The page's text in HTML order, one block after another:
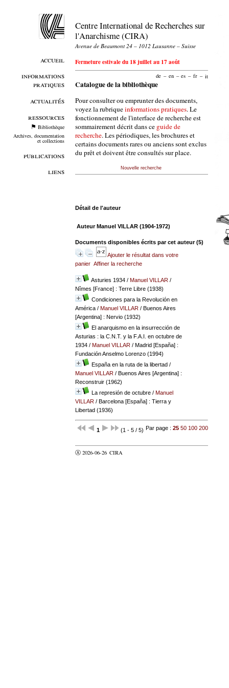
accueil
informations
pratiques
actualités
ressources
Bibliothèque
Archives, documentation
et collections
publications
liens
Centre International de Recherches sur
l'Anarchisme (CIRA)
Avenue de Beaumont 24 – 1012 Lausanne – Suisse
Fermeture estivale du 18 juillet au 17 août
de – en – es – fr – it
Catalogue de la bibliothèque
Pour consulter ou emprunter des documents,
voyez la rubriqueinformations pratiques. Le
fonctionnement de l'interface de recherche est
sommairement décrit dans ce guide de
recherche. Les périodiques, les brochures et
certains documents rares ou anciens sont exclus
du prêt et doivent être consultés sur place.
Nouvelle recherche
Détail de l'auteur
Auteur Manuel VILLAR (1904-1972)
Documents disponibles écrits par cet auteur (5)
Ajouter le résultat dans votre
panier Affiner la recherche
Asturies 1934/ Manuel VILLAR/
Nîmes [France] : Terre Libre (1938)
Condiciones para la Revolución en
América/ Manuel VILLAR/ Buenos Aires
[Argentina] : Nervio (1932)
El anarquismo en la insurrección de
Asturias : la C.N.T. y la F.A.I. en octubre de
1934/ Manuel VILLAR/ Madrid [España] :
Fundación Anselmo Lorenzo (1994)
España en la ruta de la libertad/
Manuel VILLAR/ Buenos Aires [Argentina] :
Reconstruir (1962)
La represión de octubre/ Manuel
VILLAR/ Barcelona [España] : Tierra y
Libertad (1936)
1 (1 - 5 / 5) Par page : 25 50 100 200
Ⓐ 2026-06-26 CIRA